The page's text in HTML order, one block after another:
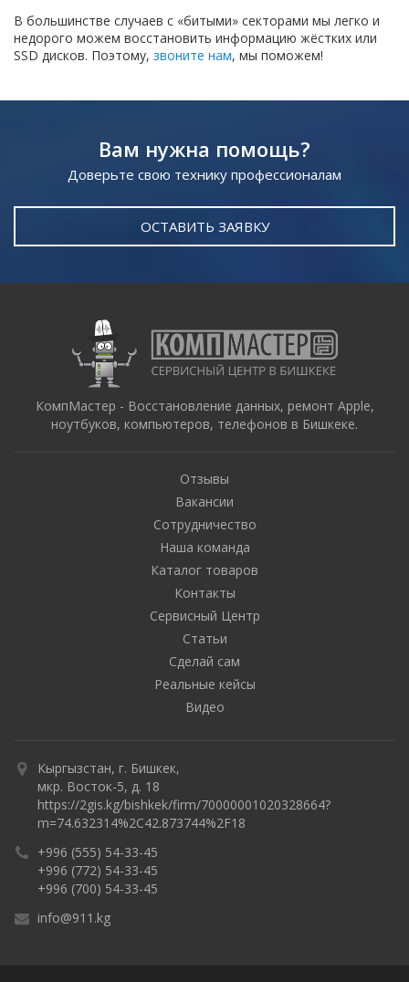
В большинстве случаев с «битыми» секторами мы легко и
недорого можем восстановить информацию жёстких или
SSD дисков. Поэтому, звоните нам, мы поможем!
Вам нужна помощь?
Доверьте свою технику профессионалам
ОСТАВИТЬ ЗАЯВКУ
КомпМастер - Восстановление данных, ремонт Apple,
ноутбуков, компьютеров, телефонов в Бишкеке.
Отзывы
Вакансии
Сотрудничество
Наша команда
Каталог товаров
Контакты
Сервисный Центр
Статьи
Сделай сам
Реальные кейсы
Видео
Кыргызстан, г. Бишкек,
мкр. Восток-5, д. 18
https://2gis.kg/bishkek/firm/70000001020328664?
m=74.632314%2C42.873744%2F18
+996 (555) 54-33-45
+996 (772) 54-33-45
+996 (700) 54-33-45
info@911.kg